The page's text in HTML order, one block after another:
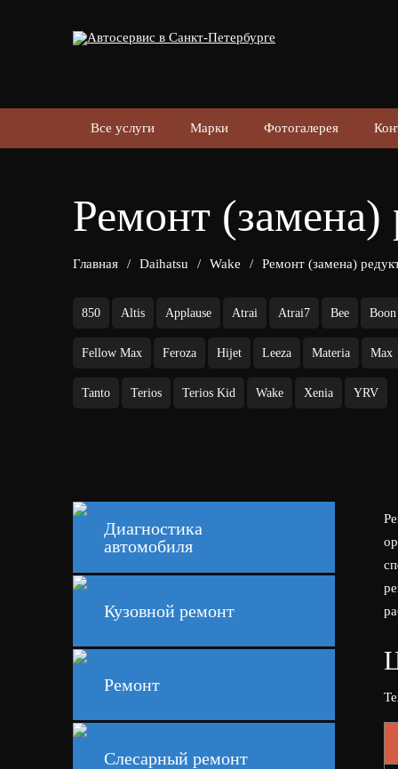
Все услуги Марки Фотогалерея
Ремонт (замена)
Главная / Daihatsu / Wake / Ремонт (замена)
850 Altis Applause Atrai Atrai7 Bee Boon
Fellow Max Feroza Hijet Leeza Materia Max
Tanto Terios Terios Kid Wake Xenia YRV
Диагностика
автомобиля
Кузовной ремонт
Ремонт
Слесарный ремонт